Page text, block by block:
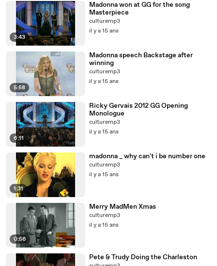
3:43
Madonna won at GG for the song
Masterpiece
culturemp3
il y a 15 ans
5:58
Madonna speech Backstage after
winning
culturemp3
il y a 15 ans
6:11
Ricky Gervais 2012 GG Opening
Monologue
culturemp3
il y a 15 ans
1:31
madonna _ why can't i be number one
culturemp3
il y a 15 ans
0:56
Merry MadMen Xmas
culturemp3
il y a 15 ans
Pete & Trudy Doing the Charleston